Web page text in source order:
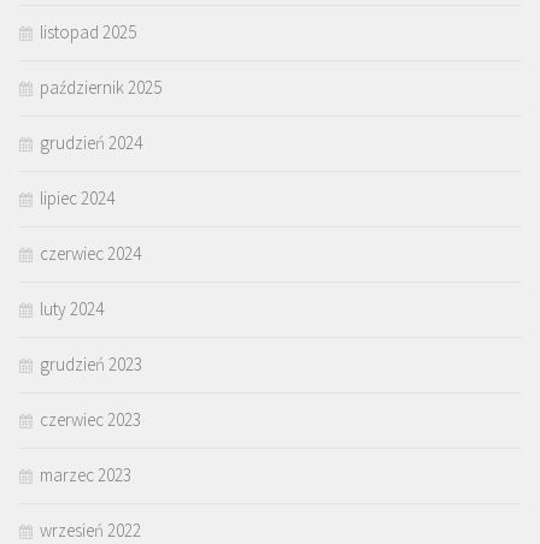
listopad 2025
październik 2025
grudzień 2024
lipiec 2024
czerwiec 2024
luty 2024
grudzień 2023
czerwiec 2023
marzec 2023
wrzesień 2022